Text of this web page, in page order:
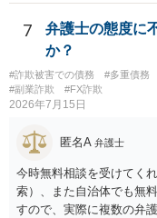
等」という。）に委託し
民事事件に関する手続を
の旨の通知があつた場合
に対し、電話をかけ、電
いて送信し、又は訪問す
求し、これに対し債務者
と。）に違反しています
処分申請、不退去罪が成
す。ご参考にしてくださ
7
弁護士の態度に
か？
#詐欺被害での債務 #多重債務
#副業詐欺
#FX詐欺
2026年7月15日
匿名A 弁護士
今時無料相談を受けてく
索）、また自治体でも無
すので、実際に複数の弁